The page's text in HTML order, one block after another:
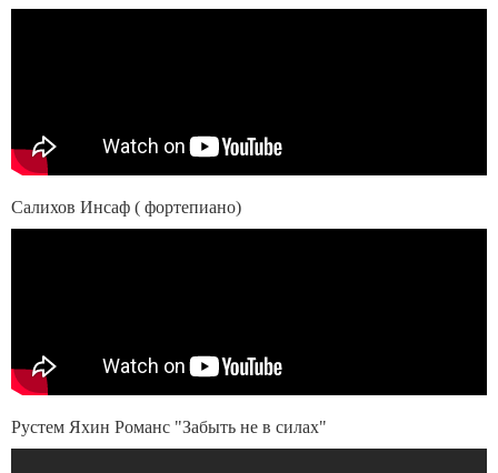
Салихов Инсаф ( фортепиано)
Рустем Яхин Романс "Забыть не в силах"